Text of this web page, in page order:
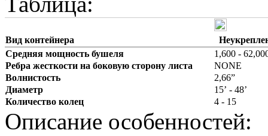
Вид контейнера
Средняя мощность бушеля
1,600 -
Ребра жесткости на боковую сторону листа
NONE
Волнистость
2,66”
Диаметр
15’ - 48’
Количество колец
4 - 15
Описание особенностей: